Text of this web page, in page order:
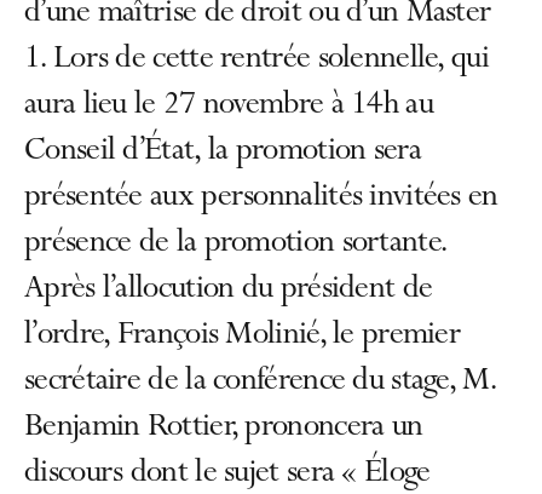
d’une maîtrise de droit ou d’un Master
1. Lors de cette rentrée solennelle, qui
aura lieu le 27 novembre à 14h au
Conseil d’État, la promotion sera
présentée aux personnalités invitées en
présence de la promotion sortante.
Après l’allocution du président de
l’ordre, François Molinié, le premier
secrétaire de la conférence du stage, M.
Benjamin Rottier, prononcera un
discours dont le sujet sera « Éloge